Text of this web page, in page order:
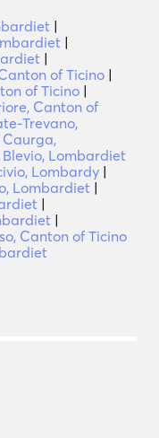
|
|
|
of Ticino |
of Ticino |
Canton of
Trevano,
Lombardiet
Lombardy |
Lombardiet |
|
|
Canton of Ticino